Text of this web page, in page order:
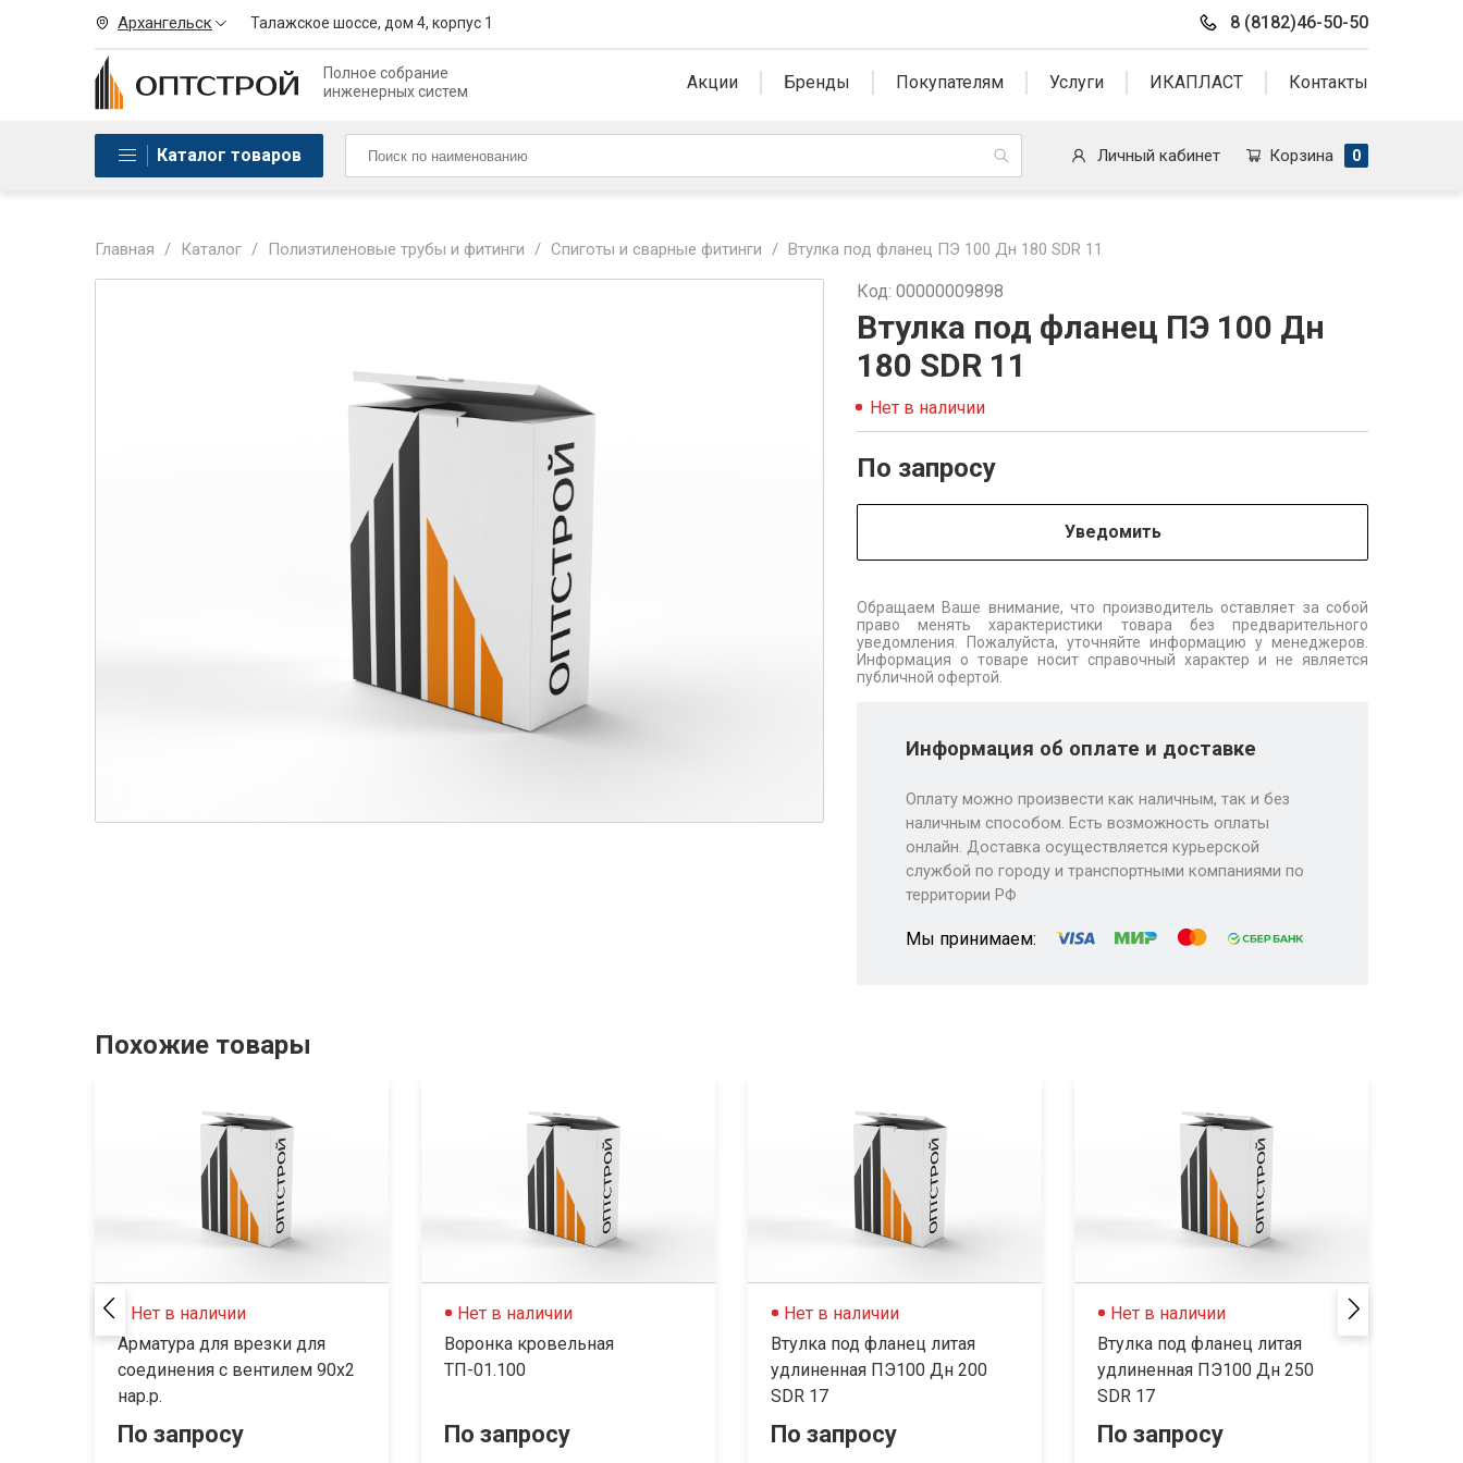
Архангельск Талажское шоссе, дом 4, корпус 1 8 (8182)46-50-50
Полное собрание
инженерных систем
Акции Бренды Покупателям Услуги ИКАПЛАСТ Контакты
Каталог товаров Личный кабинет Корзина 0
Главная / Каталог / Полиэтиленовые трубы и фитинги / Спиготы и сварные фитинги / Втулка под фланец ПЭ 100 Дн 180 SDR 11
Код: 00000009898
Втулка под фланец ПЭ 100 Дн
180 SDR 11
Нет в наличии
По запросу
Уведомить
Обращаем Ваше внимание, что производитель оставляет за собой
право менять характеристики товара без предварительного
уведомления. Пожалуйста, уточняйте информацию у менеджеров.
Информация о товаре носит справочный характер и не является
публичной офертой.
Информация об оплате и доставке
Оплату можно произвести как наличным, так и без
наличным способом. Есть возможность оплаты
онлайн. Доставка осуществляется курьерской
службой по городу и транспортными компаниями по
территории РФ
Мы принимаем:
Похожие товары
Нет в наличии
Арматура для врезки для
соединения с вентилем 90х2
нар.р.
По запросу
Нет в наличии
Воронка кровельная
ТП-01.100
По запросу
Нет в наличии
Втулка под фланец литая
удлиненная ПЭ100 Дн 200
SDR 17
По запросу
Нет в наличии
Втулка под фланец литая
удлиненная ПЭ100 Дн 250
SDR 17
По запросу